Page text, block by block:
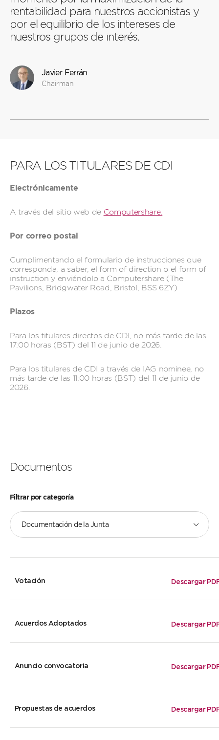
rentabilidad para nuestros accionistas y
por el equilibrio de los intereses de
nuestros grupos de interés.
Javier Ferrán
Chairman
PARA LOS TITULARES DE CDI
Electrónicamente
A través del sitio web de Computershare.
Por correo postal
Cumplimentando el formulario de instrucciones que
corresponda, a saber, el form of direction o el form of
instruction y enviándolo a Computershare (The
Pavilions, Bridgwater Road, Bristol, BSS 6ZY)
Plazos
Para los titulares directos de CDI, no más tarde de las
17:00 horas (BST) del 11 de junio de 2026.
Para los titulares de CDI a través de IAG nominee, no
más tarde de las 11:00 horas (BST) del 11 de junio de
2026.
Documentos
Filtrar por categoría
Documentación de la Junta
Votación Descargar
Acuerdos Adoptados Descargar
Anuncio convocatoria Descargar
Propuestas de acuerdos Descargar